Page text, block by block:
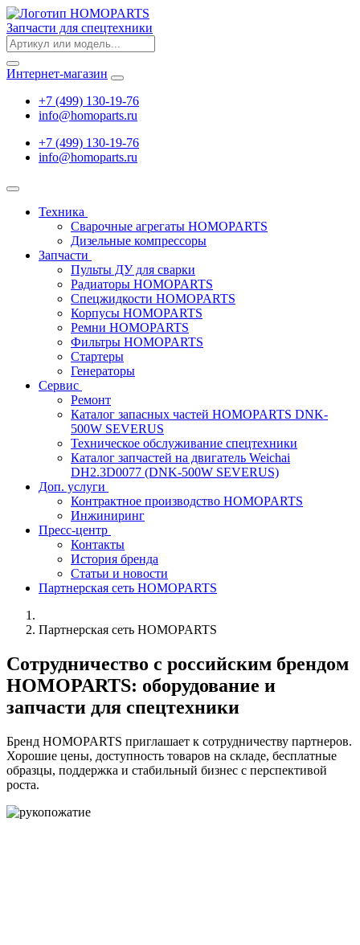
Запчасти для спецтехники
Интернет-магазин
+7 (499) 130-19-76
info@homoparts.ru
+7 (499) 130-19-76
info@homoparts.ru
Техника
Сварочные агрегаты HOMOPARTS
Дизельные компрессоры
Запчасти
Пульты ДУ для сварки
Радиаторы HOMOPARTS
Спецжидкости HOMOPARTS
Корпусы HOMOPARTS
Ремни HOMOPARTS
Фильтры HOMOPARTS
Стартеры
Генераторы
Сервис
Ремонт
Каталог запасных частей HOMOPARTS DNK-
500W SEVERUS
Техническое обслуживание спецтехники
Каталог запчастей на двигатель Weichai
DH2.3D0077 (DNK-500W SEVERUS)
Доп. услуги
Контрактное производство HOMOPARTS
Инжиниринг
Пресс-центр
Контакты
История бренда
Статьи и новости
Партнерская сеть HOMOPARTS
Партнерская сеть HOMOPARTS
Сотрудничество с российским брендом
HOMOPARTS: оборудование и
запчасти для спецтехники
Бренд HOMOPARTS приглашает к сотрудничеству партнеров.
Хорошие цены, доступность товаров на складе, бесплатные
образцы, поддержка и стабильный бизнес с перспективой
роста.